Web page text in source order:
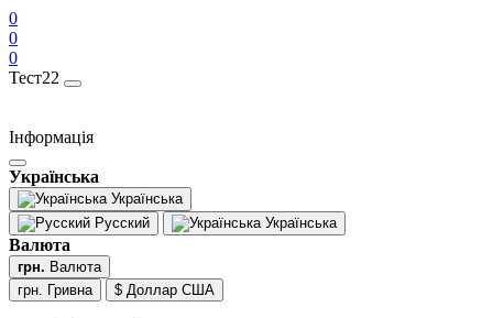
0
0
0
Тест22
Інформація
Українська
Українська
Русский
Українська
Валюта
грн. Валюта
грн. Гривна
$ Доллар США